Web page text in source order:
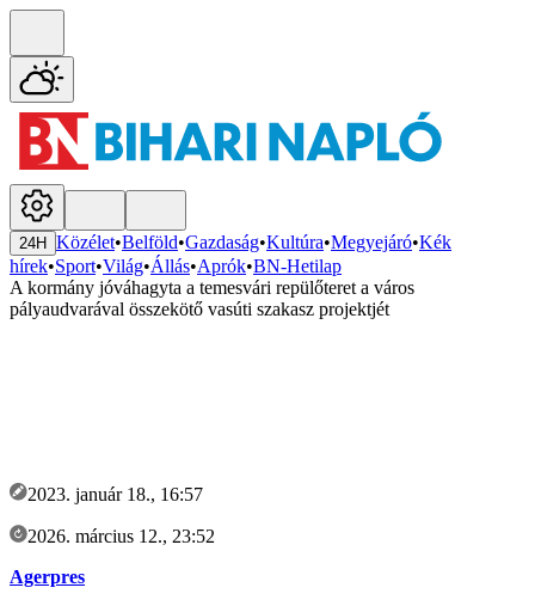
24H Közélet•Belföld•Gazdaság•Kultúra•Megyejáró•Kék
hírek•Sport•Világ•Állás•Aprók•BN-Hetilap
A kormány jóváhagyta a temesvári repülőteret a város
pályaudvarával összekötő vasúti szakasz projektjét
2023. január 18., 16:57
2026. március 12., 23:52
Agerpres